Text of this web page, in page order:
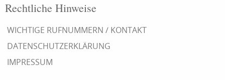
Rechtliche Hinweise
WICHTIGE RUFNUMMERN / KONTAKT
DATENSCHUTZERKLÄRUNG
IMPRESSUM